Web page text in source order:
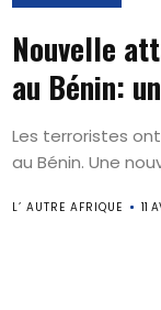
Nouvelle
au Bénin:
Les terroristes
au Bénin. Une
L’ AUTRE AFRIQUE 11